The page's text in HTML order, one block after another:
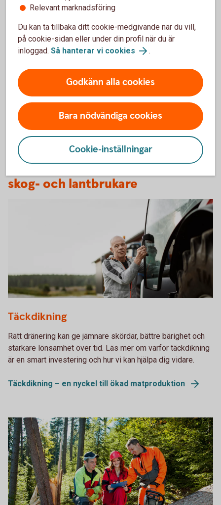
Samlar aktuella insikter om lönsamhet,
investeringar och framtidstro bland svenska
skogsägare och lantbrukare.
Årets rapport visar att lönsamheten i lantbruket
ligger kvar på en hög nivå samtidigt som
skillnaderna mellan stora och små gårdar ökar,
där många mindre mjölkföretag nu planerar att
lägga ned sin verksamhet.
Skogs- och lantbruksbarometrar
Tips och inspiration för dig som
skog- och lantbrukare
Täckdikning
Rätt dränering kan ge jämnare skördar, bättre bärighet och
starkare lönsamhet över tid. Läs mer om varför täckdikning
är en smart investering och hur vi kan hjälpa dig vidare.
Täckdikning – en nyckel till ökad matproduktion
Relevant marknadsföring
Du kan ta tillbaka ditt cookie-medgivande när du vill,
på cookie-sidan eller under din profil när du är
inloggad. Så hanterar vi cookies .
Godkänn alla cookies
Bara nödvändiga cookies
Cookie-inställningar